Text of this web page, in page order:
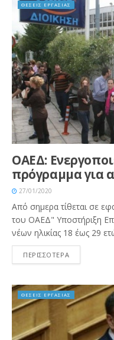
ΘΕΣΕΙΣ ΕΡΓΑΣΙΑΣ
ΟΑΕΔ:
πρόγραμμα για
27/01/2020
Από σημερα τίθεται σε
του ΟΑΕΔ" Υποστήριξη
νέων ηλικίας 18 έως 29
ΠΕΡΙΣΣΟΤΕΡΑ
ΘΕΣΕΙΣ ΕΡΓΑΣΙΑΣ